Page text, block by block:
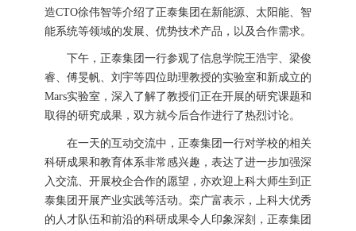
造CTO徐伟智等介绍了正泰集团在新能源、太阳能、智
能系统等领域的发展、优势技术产品，以及合作需求。
下午，正泰集团一行参观了信息学院王浩宇、梁俊
睿、傅旻帆、刘宇等四位助理教授的实验室和新成立的
Mars实验室，深入了解了教授们正在开展的研究课题和
取得的研究成果，双方就今后合作进行了热烈讨论。
在一天的互动交流中，正泰集团一行对学校的相关
科研成果和教育体系非常感兴趣，表达了进一步加强深
入交流、开展校企合作的愿望，亦欢迎上科大师生到正
泰集团开展产业实践等活动。栾广富表示，上科大优秀
的人才队伍和前沿的科研成果令人印象深刻，正泰集团